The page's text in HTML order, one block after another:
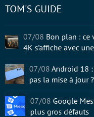
TOM'S GUIDE
07/08 Bon plan : ce
4K s’affiche avec
07/08 Android 18
pas la mise à jour ?
07/08 Google
plus gros défauts